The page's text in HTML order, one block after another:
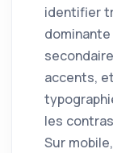
identifier
accents,
les
Sur